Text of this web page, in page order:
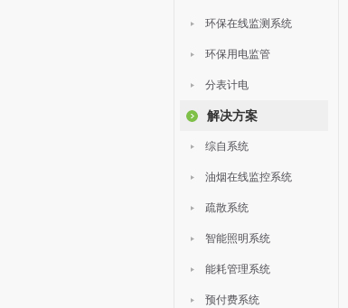
环保在线监测系统
环保用电监管
分表计电
解决方案
综自系统
油烟在线监控系统
疏散系统
智能照明系统
能耗管理系统
预付费系统